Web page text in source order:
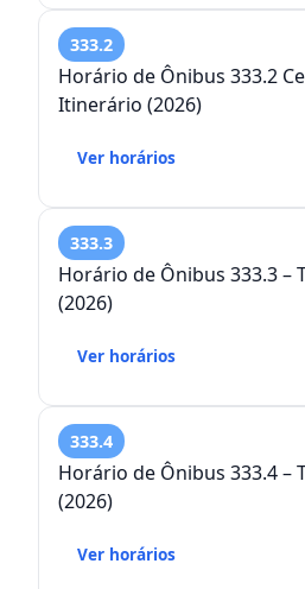
333.2
Horário de Ônibus 333.2
Itinerário (2026)
Ver horários
333.3
Horário de Ônibus 333.3 – Tempo Real e Itinerário
(2026)
Ver horários
333.4
Horário de Ônibus 333.4 – Tempo Real e Itinerário
(2026)
Ver horários